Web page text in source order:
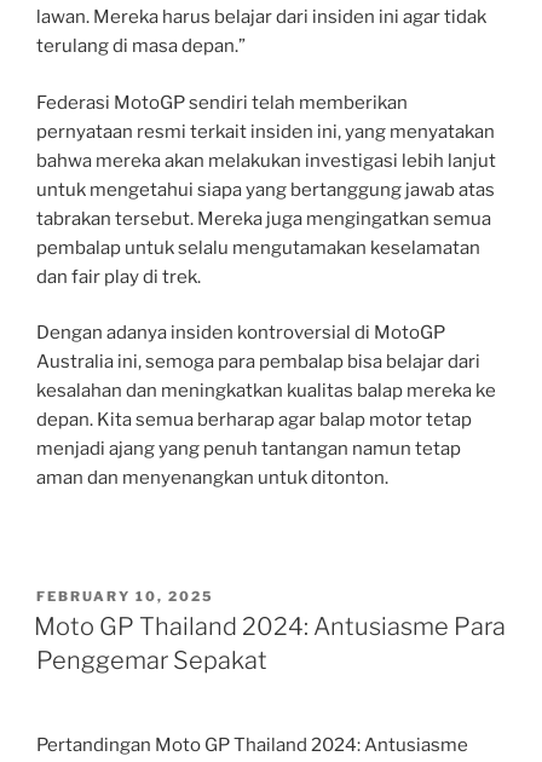
lawan. Mereka harus belajar dari insiden ini agar tidak
terulang di masa depan.”
Federasi MotoGP sendiri telah memberikan
pernyataan resmi terkait insiden ini, yang menyatakan
bahwa mereka akan melakukan investigasi lebih lanjut
untuk mengetahui siapa yang bertanggung jawab atas
tabrakan tersebut. Mereka juga mengingatkan semua
pembalap untuk selalu mengutamakan keselamatan
dan fair play di trek.
Dengan adanya insiden kontroversial di MotoGP
Australia ini, semoga para pembalap bisa belajar dari
kesalahan dan meningkatkan kualitas balap mereka ke
depan. Kita semua berharap agar balap motor tetap
menjadi ajang yang penuh tantangan namun tetap
aman dan menyenangkan untuk ditonton.
POSTED
ON
FEBRUARY 10, 2025
Moto GP Thailand 2024: Antusiasme Para
Penggemar Sepakat
Pertandingan Moto GP Thailand 2024: Antusiasme